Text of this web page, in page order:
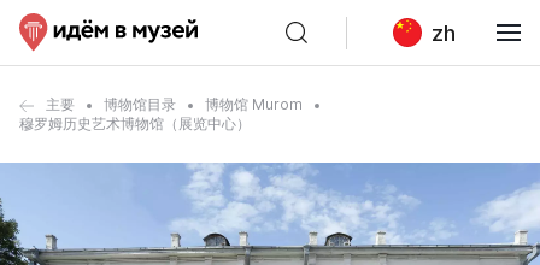
zh
主要 博物馆目录
博物馆 Murom
穆罗姆历史艺术博物馆（展览中心）